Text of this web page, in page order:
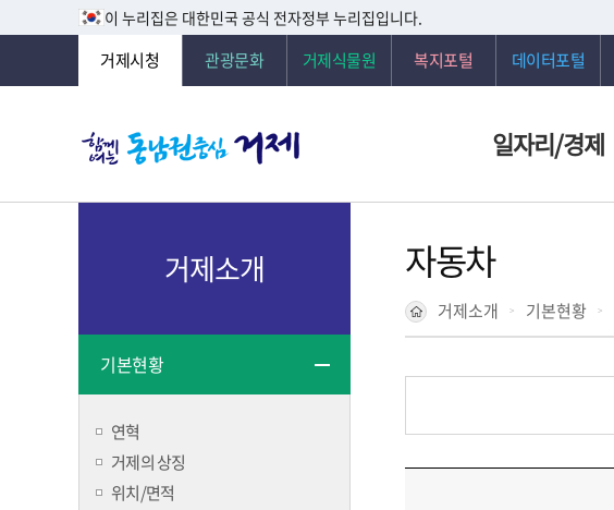
이 누리집은 대한민국 공식 전자정부 누리집입니다.
거제시청 관광문화 거제식물원 복지포털 데이터포털
일자리/경제
거제소개
기본현황
연혁
거제의 상징
위치/면적
자동차
거제소개 기본현황